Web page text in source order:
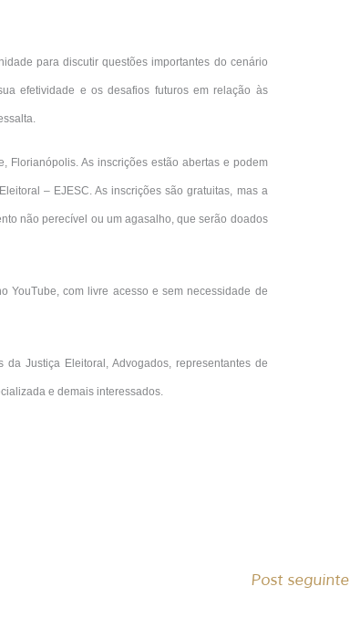
para discutir questões importantes do cenário
efetividade e os desafios futuros em relação às
Florianópolis. As inscrições estão abertas e podem
– EJESC. As inscrições são gratuitas, mas a
não perecível ou um agasalho, que serão doados
YouTube, com livre acesso e sem necessidade de
Justiça Eleitoral, Advogados, representantes de
e demais interessados.
Post seguinte